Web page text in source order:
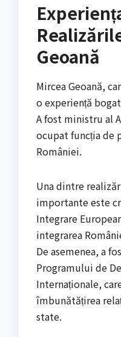
Geoană
Mircea Geoană,
o experiență
A fost ministru al
ocupat funcția de
României.
Una dintre
importante este
Integrare
integrarea
De asemenea, a
Programului de
Internaționale,
îmbunătățirea
state.